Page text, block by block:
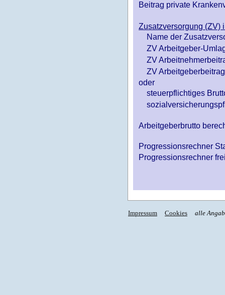
Beitrag private
Zusatzversorgung (ZV)
Name der
ZV Arbeitgeber-
ZV
ZV
oder
steuerpflichtiges
Arbeitgeberbrutto
Progressionsrechner
Progressionsrechner
Impressum Cookies alle